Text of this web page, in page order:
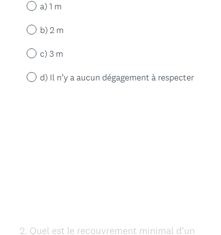
a) 1 m
b) 2 m
c) 3 m
d) Il n’y a aucun dégagement à respecter
Question
2. Quel est le recouvrement minimal d’un